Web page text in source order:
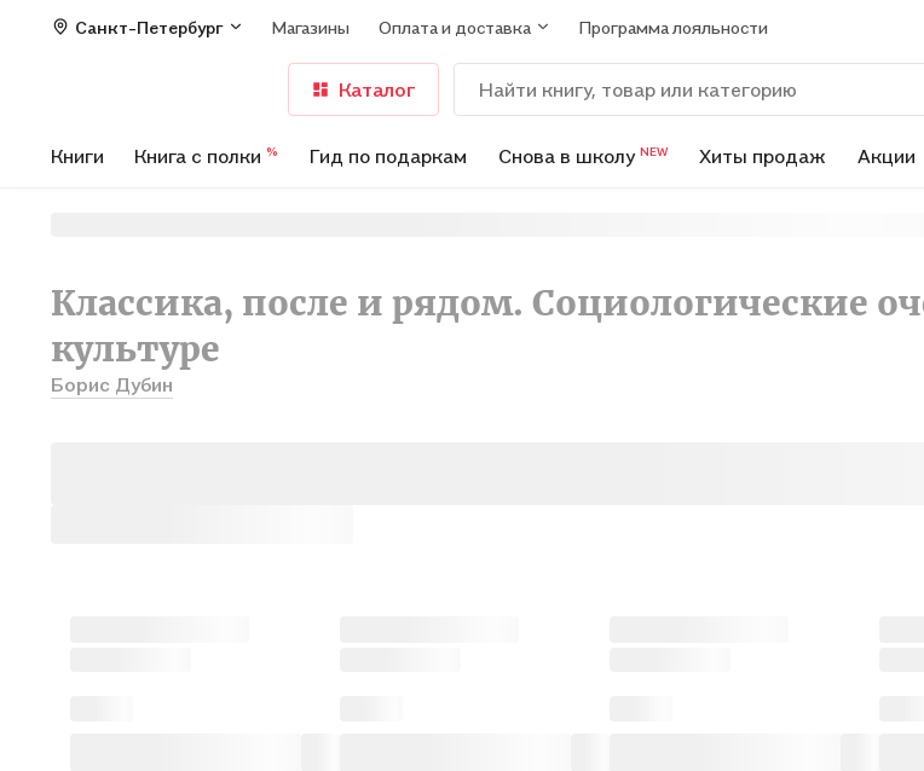
Санкт-Петербург Магазины Оплата и доставка Программа лояльности
Каталог
Книги Книга с полки % Гид по подаркам Снова в школу NEW Хиты продаж Акции
Классика, после и рядом. Социологические
культуре
Борис Дубин